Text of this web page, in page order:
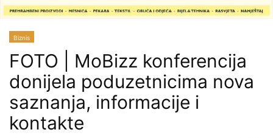
Biznis
FOTO | MoBizz konferencija
donijela poduzetnicima nova
saznanja, informacije i
kontakte